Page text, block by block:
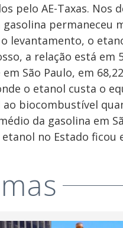
pelo AE-Taxas. Nos
gasolina permaneceu
levantamento, o
a relação está em
em São Paulo, em
o etanol custa o
biocombustível
da gasolina em
no Estado ficou